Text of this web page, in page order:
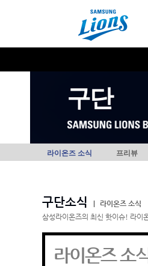
구단
라이온즈 소식 프리뷰
구단소식
라이온즈 소식
삼성라이온즈의 최신 핫이슈! 라이
라이온즈 소